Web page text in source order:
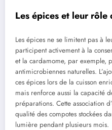
Les épices et leur
Les épices ne se limitent pas à
participent activement à la
et la cardamome, par exemple,
antimicrobiennes naturelles.
ces épices lors de la cuisson
mais renforce aussi la capacité
préparations. Cette association
qualité des compotes stockées
lumière pendant plusieurs mois.